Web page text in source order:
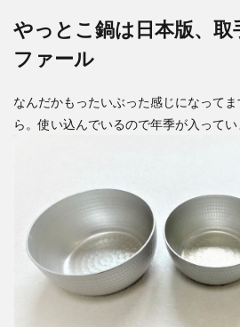
やっとこ鍋は日本版、取
ファール
なんだかもったいぶった感じになって
ら。使い込んでいるので年季が入ってい